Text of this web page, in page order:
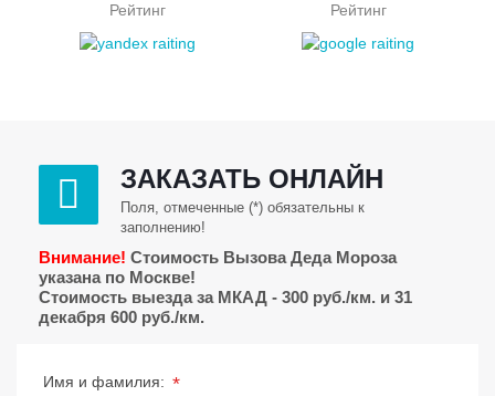
Рейтинг Рейтинг
ЗАКАЗАТЬ ОНЛАЙН
Поля, отмеченные (*) обязательны к
заполнению!
Внимание! Стоимость Вызова Деда Мороза
указана по Москве!
Стоимость выезда за МКАД - 300 руб./км. и 31
декабря 600 руб./км.
Имя и фамилия: *